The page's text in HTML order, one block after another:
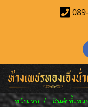
หน้าแรก
สินค้าทั้งหม